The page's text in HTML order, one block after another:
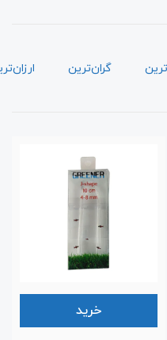
گران‌ترین ارزان‌ترین
خرید